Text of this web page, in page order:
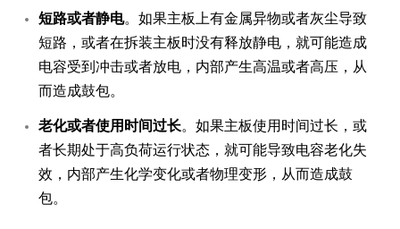
短路或者静电。如果主板上有金属异物或者灰尘导致
短路，或者在拆装主板时没有释放静电，就可能造成
电容受到冲击或者放电，内部产生高温或者高压，从
而造成鼓包。
老化或者使用时间过长。如果主板使用时间过长，或
者长期处于高负荷运行状态，就可能导致电容老化失
效，内部产生化学变化或者物理变形，从而造成鼓
包。